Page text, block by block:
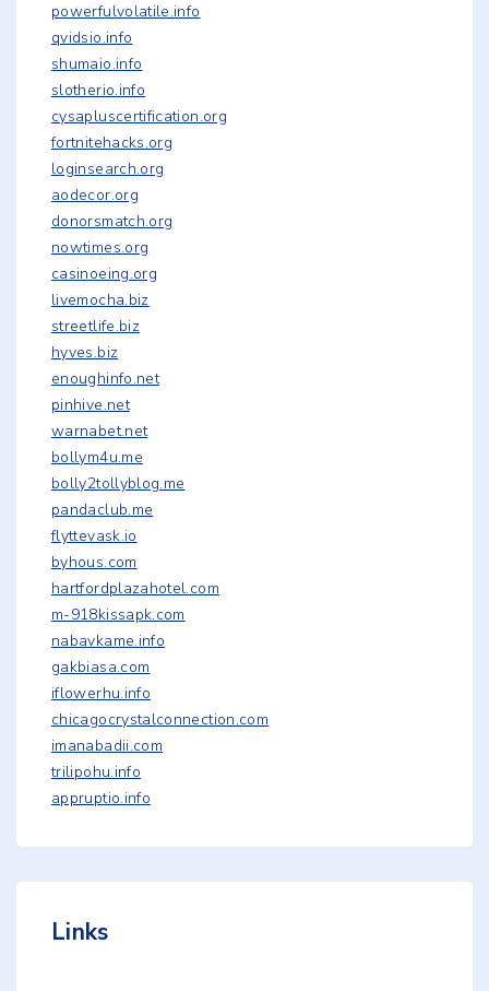
powerfulvolatile.info
qvidsio.info
shumaio.info
slotherio.info
cysapluscertification.org
fortnitehacks.org
loginsearch.org
aodecor.org
donorsmatch.org
nowtimes.org
casinoeing.org
livemocha.biz
streetlife.biz
hyves.biz
enoughinfo.net
pinhive.net
warnabet.net
bollym4u.me
bolly2tollyblog.me
pandaclub.me
flyttevask.io
byhous.com
hartfordplazahotel.com
m-918kissapk.com
nabavkame.info
gakbiasa.com
iflowerhu.info
chicagocrystalconnection.com
imanabadii.com
trilipohu.info
appruptio.info
Links